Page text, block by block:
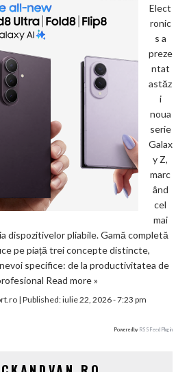
Elect
ronic
s a
preze
ntat
astăz
i
noua
serie
Galax
y Z,
marc
ând
cel
mai
dispozitivelor pliabile. Gamă completă
pe piață trei concepte distincte,
specifice: de la productivitatea de
Read more »
| Published:iulie 22, 2026 - 7:23 pm
Powered by RSS Feed Plugin